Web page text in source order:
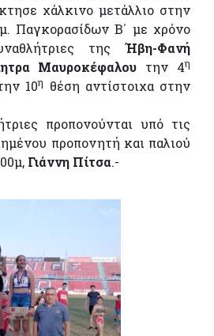
χάλκινο μετάλλιο στην
Παγκορασίδων Β΄ με χρόνο
της Ήβη-Φανή
Μαυροκέφαλου την 4η
10η
θέση αντίστοιχα στην
προπονούνται υπό τις
προπονητή και παλιού
Γιάννη Πίτσα.-